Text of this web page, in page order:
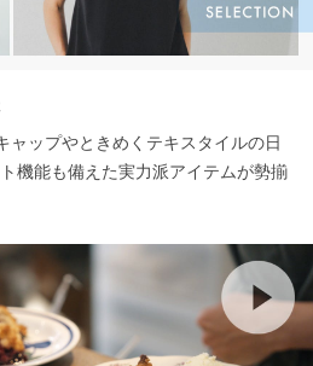
ャップやときめくテキスタイルの日
機能も備えた実力派アイテムが勢揃